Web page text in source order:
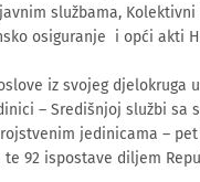
službama, Kolektivni
osiguranje i opći akti
iz svojeg djelokruga
– Središnjoj službi sa
jedinicama –
te 92 ispostave diljem